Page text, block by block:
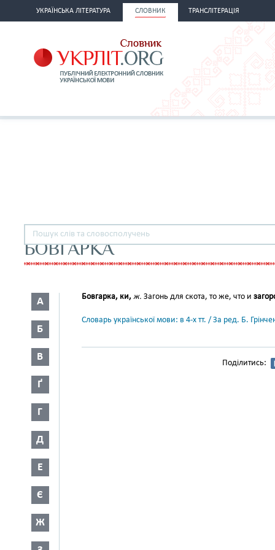
УКРАЇНСЬКА ЛІТЕРАТУРА СЛОВНИК ТРАНСЛІТЕРАЦІЯ
БОВГАРКА
А
Б
В
Ґ
Г
Д
Е
Є
Ж
Бовгарка, ки, ж. Загонь для скота, то же, что и
Словарь української мови: в 4-х тт. / За ред. Б.
Поділитись: